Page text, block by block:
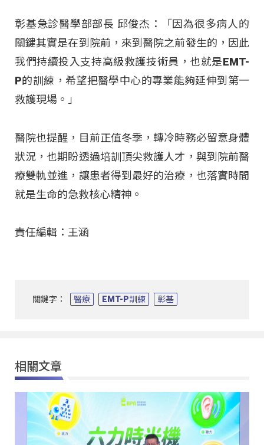
彰基急診醫學部部長 邱俊杰：「因為很多病人的
關鍵其實是在到院前，來到醫院之前發生的，因此
我們持續投入支持高級救護技術員，也就是EMT-
P的訓練，希望把醫學中心的專業能夠延伸到第一
救護現場。」
醫院也提醒，目前正值冬季，轉冷時務必留意身體
狀況，也期盼透過培訓頂尖救護人才，與到院前醫
療雙軌並進，讓患者得到最好的治療，也落實時間
就是生命的急救核心精神。
責任編輯：王涵
關鍵字： 醫療 EMT-P訓練 彰基
相關文章